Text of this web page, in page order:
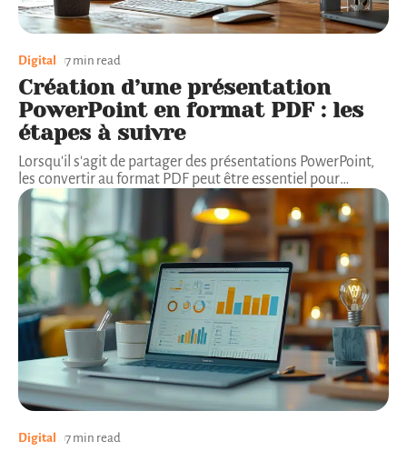
Digital 7 min read
Création d’une présentation
PowerPoint en format PDF : les
étapes à suivre
Lorsqu'il s'agit de partager des présentations PowerPoint,
les convertir au format PDF peut être essentiel pour…
Digital 7 min read